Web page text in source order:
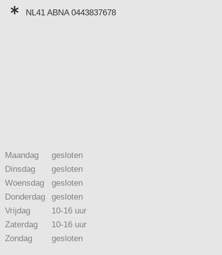
NL41 ABNA 0443837678
Maandag
Dinsdag
Woensdag
Donderdag
Vrijdag
Zaterdag
Zondag
gesloten
gesloten
gesloten
gesloten
10-16 uur
10-16 uur
gesloten